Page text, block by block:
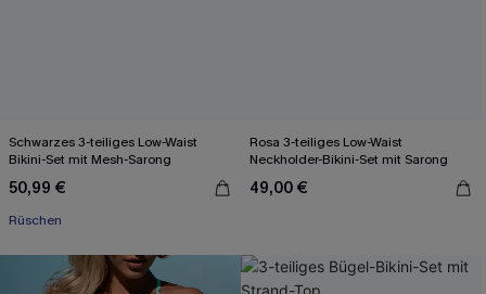
Schwarzes 3-teiliges Low-Waist
Bikini-Set mit Mesh-Sarong
50,99 €
Rüschen
Rosa 3-teiliges Low-Waist
Neckholder-Bikini-Set mit Sarong
49,00 €